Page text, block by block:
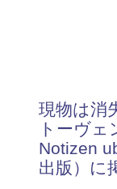
現物は消
トーヴ
Notizen
出版）に